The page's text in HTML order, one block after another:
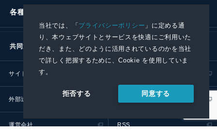
当社では、「プライバシーポリシー 」に定める通
り、本ウェブサイトとサービスを快適にご利用いた
だき、また、どのように活用されているのかを当社
で詳しく把握するために、Cookie を使用していま
す。
拒否する 同意する
各種お問い合わせ
共同通信社グループ
サイトポリシー
外部送信ポリシー プレスリリース取扱基準
運営会社 RSS